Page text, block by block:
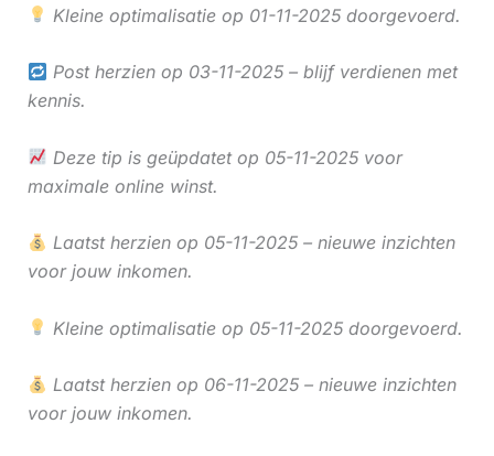
Kleine optimalisatie op 01-11-2025 doorgevoerd.
Post herzien op 03-11-2025 – blijf verdienen met
kennis.
Deze tip is geüpdatet op 05-11-2025 voor
maximale online winst.
Laatst herzien op 05-11-2025 – nieuwe inzichten
voor jouw inkomen.
Kleine optimalisatie op 05-11-2025 doorgevoerd.
Laatst herzien op 06-11-2025 – nieuwe inzichten
voor jouw inkomen.